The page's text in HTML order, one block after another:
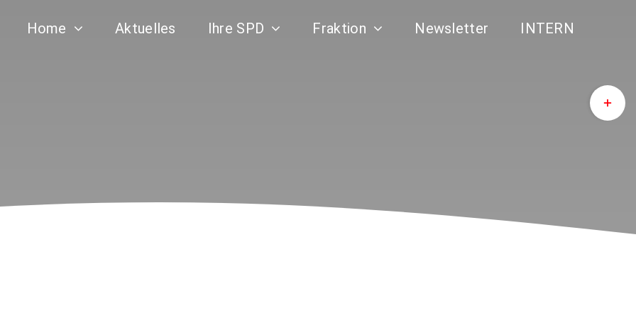
Home Aktuelles Ihre SPD Fraktion Newsletter INTERN
Toggle
Sliding